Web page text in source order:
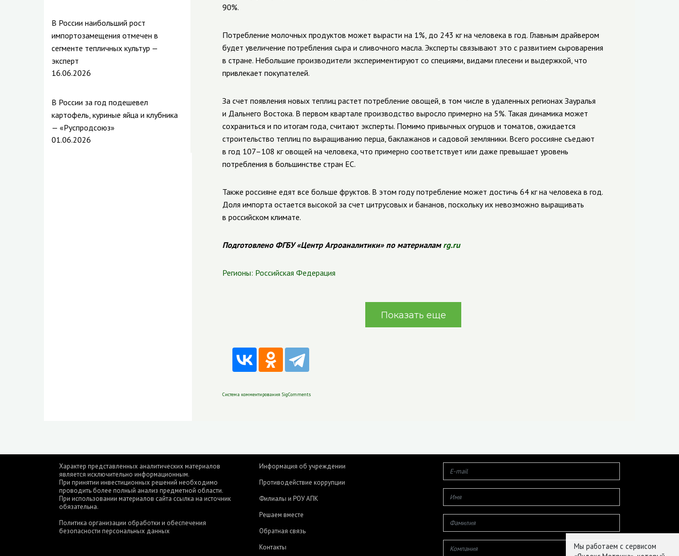
В России наибольший рост
импортозамещения отмечен в
сегменте тепличных культур —
эксперт
16.06.2026
В России за год подешевел
картофель, куриные яйца и клубника
— «Руспродсоюз»
01.06.2026
90%.
Потребление молочных продуктов может вырасти на 1%, до 243 кг на человека в год. Главным драйвером
будет увеличение потребления сыра и сливочного масла. Эксперты связывают это с развитием сыроварения
в стране. Небольшие производители экспериментируют со специями, видами плесени и выдержкой, что
привлекает покупателей.
За счет появления новых теплиц растет потребление овощей, в том числе в удаленных регионах Зауралья
и Дальнего Востока. В первом квартале производство выросло примерно на 5%. Такая динамика может
сохраниться и по итогам года, считают эксперты. Помимо привычных огурцов и томатов, ожидается
строительство теплиц по выращиванию перца, баклажанов и садовой земляники. Всего россияне съедают
в год 107–108 кг овощей на человека, что примерно соответствует или даже превышает уровень
потребления в большинстве стран ЕС.
Также россияне едят все больше фруктов. В этом году потребление может достичь 64 кг на человека в год.
Доля импорта остается высокой за счет цитрусовых и бананов, поскольку их невозможно выращивать
в российском климате.
Подготовлено ФГБУ «Центр Агроаналитики» по материалам rg.ru
Регионы: Российская Федерация
Показать еще
Система комментирования SigComments
Характер представленных аналитических материалов
является исключительно информационным.
При принятии инвестиционных решений необходимо
проводить более полный анализ предметной области.
При использовании материалов сайта ссылка на источник
обязательна.
Политика организации обработки и обеспечения
безопасности персональных данных
Информация об учреждении
Противодействие коррупции
Филиалы и РОУ АПК
Решаем вместе
Обратная связь
Контакты
Мы работаем с сервисом